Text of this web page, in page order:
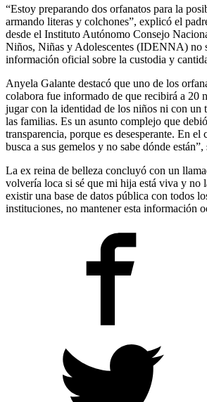
“Estoy preparando dos orfanatos para la
armando literas y colchones”, explicó el
desde el Instituto Autónomo Consejo
Niños, Niñas y Adolescentes (IDENNA) no
información oficial sobre la custodia y
Anyela Galante destacó que uno de los
colabora fue informado de que recibirá a 20
jugar con la identidad de los niños ni con un
las familias. Es un asunto complejo que
transparencia, porque es desesperante. En el
busca a sus gemelos y no sabe dónde están”,
La ex reina de belleza concluyó con un
volvería loca si sé que mi hija está viva y no
existir una base de datos pública con todos
instituciones, no mantener esta información